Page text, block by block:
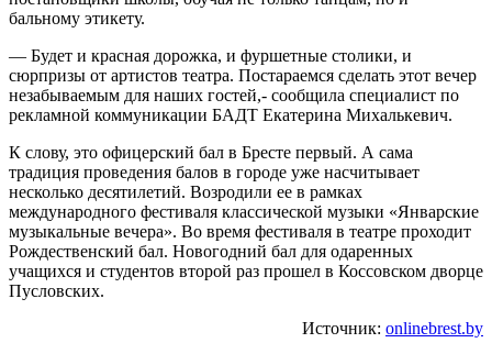
бальному этикету.
— Будет и красная дорожка, и фуршетные столики, и
сюрпризы от артистов театра. Постараемся сделать этот вечер
незабываемым для наших гостей,- сообщила специалист по
рекламной коммуникации БАДТ Екатерина Михалькевич.
К слову, это офицерский бал в Бресте первый. А сама
традиция проведения балов в городе уже насчитывает
несколько десятилетий. Возродили ее в рамках
международного фестиваля классической музыки «Январские
музыкальные вечера». Во время фестиваля в театре проходит
Рождественский бал. Новогодний бал для одаренных
учащихся и студентов второй раз прошел в Коссовском дворце
Пусловских.
Источник: onlinebrest.by